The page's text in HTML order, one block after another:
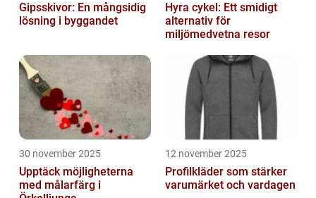
Gipsskivor: En mångsidig
lösning i byggandet
Hyra cykel: Ett smidigt
alternativ för
miljömedvetna resor
30 november 2025
Upptäck möjligheterna
med målarfärg i
12 november 2025
Profilkläder som stärker
varumärket och vardagen